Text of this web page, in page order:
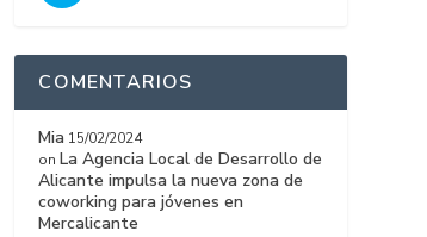
COMENTARIOS
Mia 15/02/2024
on La Agencia Local de Desarrollo de
Alicante impulsa la nueva zona de
coworking para jóvenes en
Mercalicante